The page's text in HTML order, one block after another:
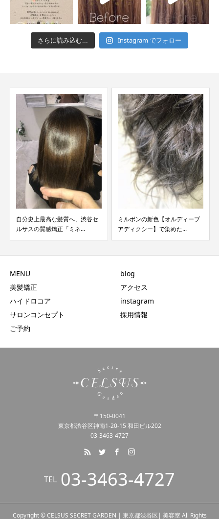
さらに読み込む... Instagram でフォロー
自分史上最高な髪質へ、渋谷セ
ルサスの質感矯正「ミネ...
ミルボンの新色【オルディーブ
アディクシー】で染めた...
MENU
美髪矯正
ハイドロコア
サロンコンセプト
ご予約
blog
アクセス
instagram
採用情報
〒150-0041
東京都渋谷区神南1-20-15 和田ビル202
03-3463-4727
TEL 03-3463-4727
Copyright © CELSUS SECRET GARDEN | 東京都渋谷区| 美容室 All Rights